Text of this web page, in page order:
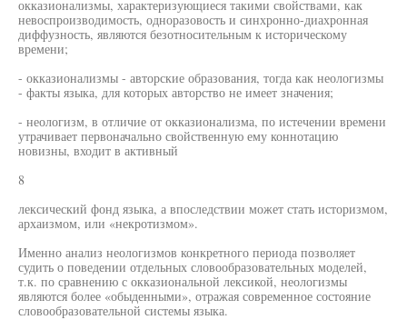
окказионализмы, характеризующиеся такими свойствами, как
невоспроизводимость, одноразовость и синхронно-диахронная
диффузность, являются безотносительным к историческому
времени;
- окказионализмы - авторские образования, тогда как неологизмы
- факты языка, для которых авторство не имеет значения;
- неологизм, в отличие от окказионализма, по истечении времени
утрачивает первоначально свойственную ему коннотацию
новизны, входит в активный
8
лексический фонд языка, а впоследствии может стать историзмом,
архаизмом, или «некротизмом».
Именно анализ неологизмов конкретного периода позволяет
судить о поведении отдельных словообразовательных моделей,
т.к. по сравнению с окказиональной лексикой, неологизмы
являются более «обыденными», отражая современное состояние
словообразовательной системы языка.